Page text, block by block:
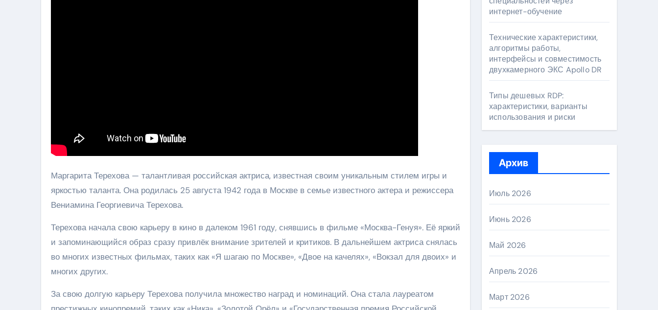
Маргарита Терехова — талантливая российская актриса, известная своим уникальным стилем игры и
яркостью таланта. Она родилась 25 августа 1942 года в Москве в семье известного актера и режиссера
Вениамина Георгиевича Терехова.
Терехова начала свою карьеру в кино в далеком 1961 году, снявшись в фильме «Москва-Генуя». Её яркий
и запоминающийся образ сразу привлёк внимание зрителей и критиков. В дальнейшем актриса снялась
во многих известных фильмах, таких как «Я шагаю по Москве», «Двое на качелях», «Вокзал для двоих» и
многих других.
За свою долгую карьеру Терехова получила множество наград и номинаций. Она стала лауреатом
интернет-обучение
Технические характеристики,
алгоритмы работы,
интерфейсы и совместимость
двухкамерного ЭКС Apollo DR
Типы дешевых RDP:
характеристики, варианты
использования и риски
Архив
Июль 2026
Июнь 2026
Май 2026
Апрель 2026
Март 2026